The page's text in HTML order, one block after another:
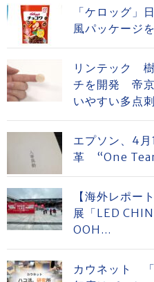
「ケロッグ
風パッケージ
リンテック
チを開発 帝京
いやすい多点
エプソン、4
革 “One
【海外レポー
展「LED
OOH...
カウネット